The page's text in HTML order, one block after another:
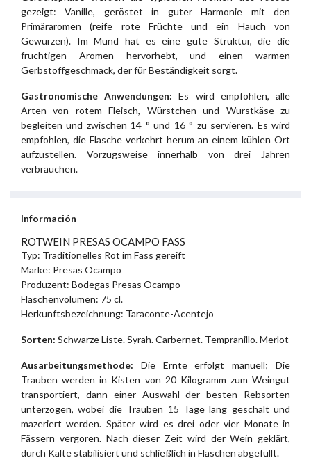
gezeigt: Vanille, geröstet in guter Harmonie mit den
Primäraromen (reife rote Früchte und ein Hauch von
Gewürzen). Im Mund hat es eine gute Struktur, die die
fruchtigen Aromen hervorhebt, und einen warmen
Gerbstoffgeschmack, der für Beständigkeit sorgt.
Gastronomische Anwendungen: Es wird empfohlen, alle
Arten von rotem Fleisch, Würstchen und Wurstkäse zu
begleiten und zwischen 14 ° und 16 ° zu servieren. Es wird
empfohlen, die Flasche verkehrt herum an einem kühlen Ort
aufzustellen. Vorzugsweise innerhalb von drei Jahren
verbrauchen.
Información
ROTWEIN PRESAS OCAMPO FASS
Typ: Traditionelles Rot im Fass gereift
Marke: Presas Ocampo
Produzent: Bodegas Presas Ocampo
Flaschenvolumen: 75 cl.
Herkunftsbezeichnung: Taraconte-Acentejo
Sorten: Schwarze Liste. Syrah. Carbernet. Tempranillo. Merlot
Ausarbeitungsmethode: Die Ernte erfolgt manuell; Die
Trauben werden in Kisten von 20 Kilogramm zum Weingut
transportiert, dann einer Auswahl der besten Rebsorten
unterzogen, wobei die Trauben 15 Tage lang geschält und
mazeriert werden. Später wird es drei oder vier Monate in
Fässern vergoren. Nach dieser Zeit wird der Wein geklärt,
durch Kälte stabilisiert und schließlich in Flaschen abgefüllt.